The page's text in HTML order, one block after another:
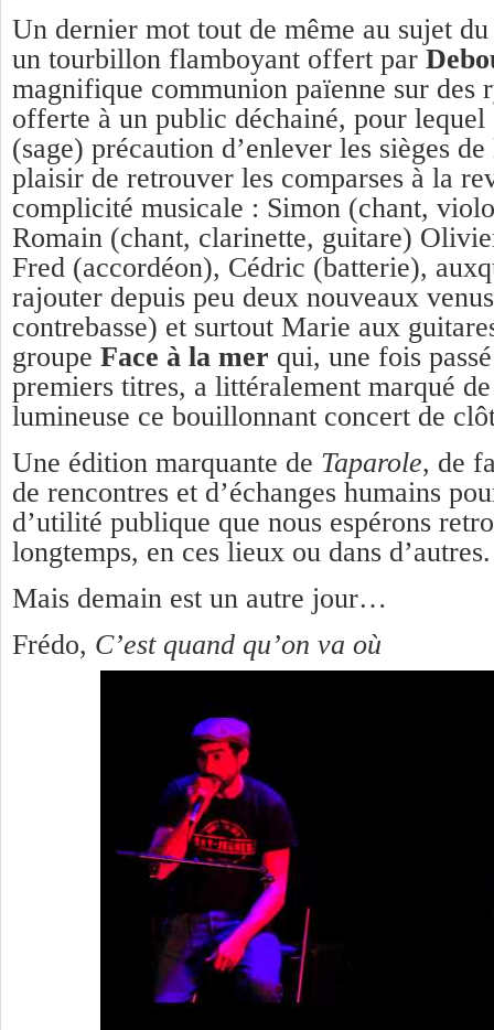
Un dernier mot tout de même au sujet
un tourbillon flamboyant offert par
magnifique communion païenne sur des
offerte à un public déchainé, pour
(sage) précaution d’enlever les sièges
plaisir de retrouver les comparses à la
complicité musicale : Simon (chant,
Romain (chant, clarinette, guitare)
Fred (accordéon), Cédric (batterie),
rajouter depuis peu deux nouveaux
contrebasse) et surtout Marie aux
groupe Face à la mer qui, une fois
premiers titres, a littéralement marqué de
lumineuse ce bouillonnant concert de
Une édition marquante de Taparole, de
de rencontres et d’échanges humains
d’utilité publique que nous espérons
longtemps, en ces lieux ou dans d’autres.
Mais demain est un autre jour…
Frédo, C’est quand qu’on va où